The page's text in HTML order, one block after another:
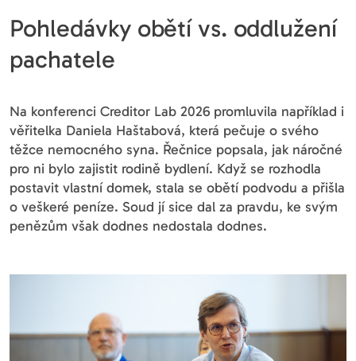
Pohledávky obětí vs. oddlužení
pachatele
Na konferenci Creditor Lab 2026 promluvila například i
věřitelka Daniela Haštabová, která pečuje o svého
těžce nemocného syna. Řečnice popsala, jak náročné
pro ni bylo zajistit rodině bydlení. Když se rozhodla
postavit vlastní domek, stala se obětí podvodu a přišla
o veškeré peníze. Soud jí sice dal za pravdu, ke svým
penězům však dodnes nedostala dodnes.